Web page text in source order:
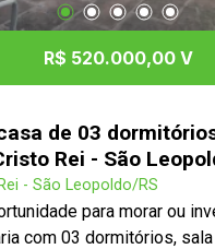
R$ 520.000,00 V
de 03
Rei - São
- São Leopoldo/RS
para morar ou
com 03 dormitórios, sala